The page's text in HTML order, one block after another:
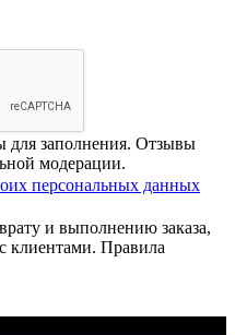
для заполнения. Отзывы
модерации.
персональных данных
и выполнению заказа,
клиентами. Правила